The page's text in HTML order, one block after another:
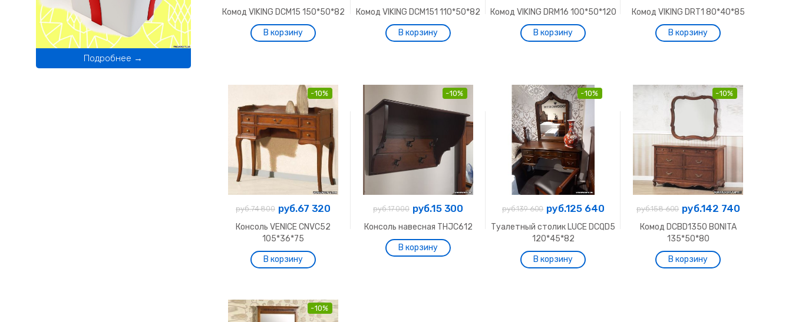
Комод VIKING DCM15 150*50*82 Комод VIKING DCM151 110*50*82 Комод VIKING DRM16 100*50*120 Комод VIKING DRT1 80*40*85
-10%
руб.74 800 руб.67 320
Консоль VENICE CNVC52
105*36*75
-10%
руб.17 000 руб.15 300
Консоль навесная THJC612
-10%
руб.139 600 руб.125 640
Туалетный столик LUCE DCQD5
120*45*82
-10%
руб.158 600 руб.142 740
Комод DCBD1350 BONITA
135*50*80
-10%
Подробнее →